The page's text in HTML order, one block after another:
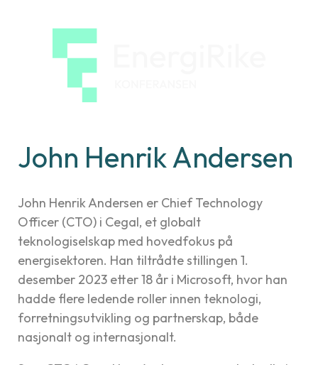
John Henrik Andersen
John Henrik Andersen er Chief Technology
Officer (CTO) i Cegal, et globalt
teknologiselskap med hovedfokus på
energisektoren. Han tiltrådte stillingen 1.
desember 2023 etter 18 år i Microsoft, hvor han
hadde flere ledende roller innen teknologi,
forretningsutvikling og partnerskap, både
nasjonalt og internasjonalt.